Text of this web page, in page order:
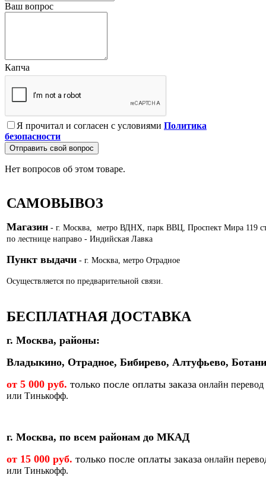
Ваш вопрос
Капча
Я прочитал и согласен с условиями Политика
безопасности
Отправить свой вопрос
Нет вопросов об этом товаре.
САМОВЫВОЗ
Магазин - г. Москва, метро ВДНХ, парк ВВЦ, Проспект Мира 119
по лестнице направо - Индийская Лавка
Пункт выдачи - г. Москва, метро Отрадное
Осуществляется по предварительной связи.
БЕСПЛАТНАЯ ДОСТАВКА
г. Москва, районы:
Владыкино, Отрадное, Бибирево, Алтуфьево,
от 5 000 руб. только после оплаты заказа онлайн
или Тинькофф.
г. Москва, по всем районам до МКАД
от 15 000 руб. только после оплаты заказа онлайн
или Тинькофф.